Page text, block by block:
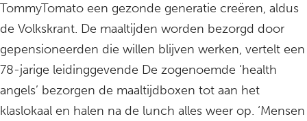
TommyTomato een gezonde generatie creëren, aldus
de Volkskrant. De maaltijden worden bezorgd door
gepensioneerden die willen blijven werken, vertelt een
78-jarige leidinggevende De zogenoemde ‘health
angels’ bezorgen de maaltijdboxen tot aan het
klaslokaal en halen na de lunch alles weer op. ‘Mensen